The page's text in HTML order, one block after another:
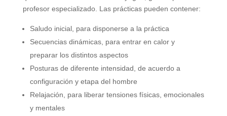
profesor especializado. Las prácticas pueden contener:
Saludo inicial, para disponerse a la práctica
Secuencias dinámicas, para entrar en calor y
preparar los distintos aspectos
Posturas de diferente intensidad, de acuerdo a
configuración y etapa del hombre
Relajación, para liberar tensiones físicas, emocionales
y mentales